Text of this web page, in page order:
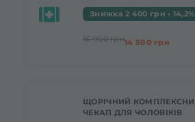
Знижка 2 400 грн • 14,2%
16 900 грн14 500 грн
ЩОРІЧНИЙ
ЧЕКАП ДЛЯ ЧОЛОВІКІВ